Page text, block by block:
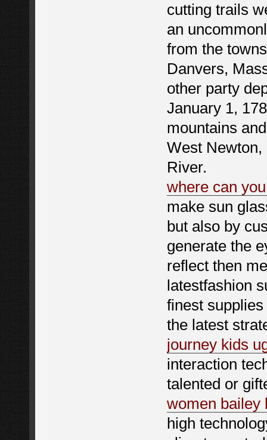
cutting trails
an
from the
Danvers,
other party
January 1,
mountains
West Newton,
River.
where can
make sun
but also by
generate the
reflect then
latestfashion
finest
the latest
journey kids
interaction
talented or
women bailey
high